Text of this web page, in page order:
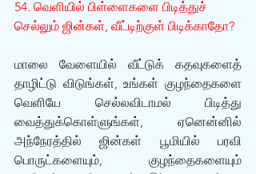
54. வெளியில் பிள்ளைகளை பிடித்துச்
செல்லும் ஜின்கள், வீட்டிற்குள் பிடிக்காதோ?
மாலை வேளையில் வீட்டுக் கதவுகளைத்
தாழிட்டு விடுங்கள், உங்கள் குழந்தைகளை
வெளியே செல்லவிடாமல் பிடித்து
வைத்துக்கொள்ளுங்கள், ஏனென்னில்
அந்நேரத்தில் ஜின்கள் பூமியில் பரவி
பொருட்களையும், குழந்தைகளையும்